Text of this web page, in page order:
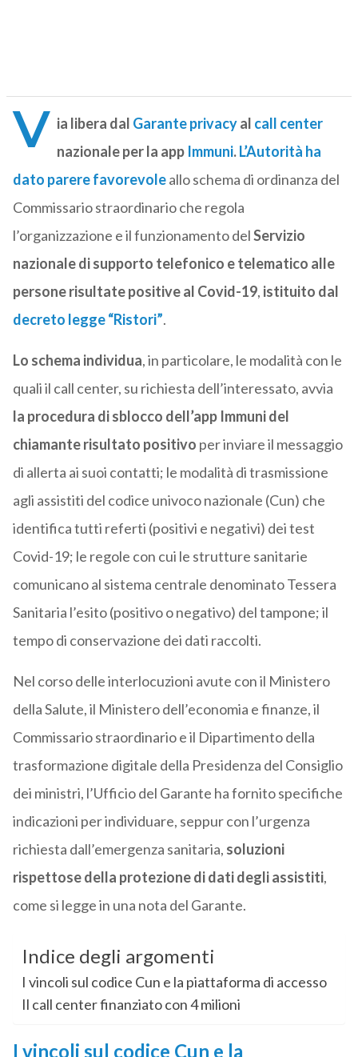
V ia libera dal Garante privacyal call center
nazionale per la app Immuni.L’Autorità ha
dato parere favorevoleallo schema di ordinanza del
Commissario straordinario che regola
l’organizzazione e il funzionamento delServizio
nazionale di supporto telefonico e telematico alle
persone risultate positive al Covid-19, istituito dal
decreto legge “Ristori”.
Lo schema individua, in particolare, le modalità con le
quali il call center, su richiesta dell’interessato, avvia
la procedura di sblocco dell’app Immuni del
chiamante risultato positivo per inviare il messaggio
di allerta ai suoi contatti; le modalità di trasmissione
agli assistiti del codice univoco nazionale (Cun) che
identifica tutti referti (positivi e negativi) dei test
Covid-19; le regole con cui le strutture sanitarie
comunicano al sistema centrale denominato Tessera
Sanitaria l’esito (positivo o negativo) del tampone; il
tempo di conservazione dei dati raccolti.
Nel corso delle interlocuzioni avute con il Ministero
della Salute, il Ministero dell’economia e finanze, il
Commissario straordinario e il Dipartimento della
trasformazione digitale della Presidenza del Consiglio
dei ministri, l’Ufficio del Garante ha fornito specifiche
indicazioni per individuare, seppur con l’urgenza
richiesta dall’emergenza sanitaria, soluzioni
rispettose della protezione di dati degli assistiti,
come si legge in una nota del Garante.
Indice degli argomenti
I vincoli sul codice Cun e la piattaforma di accesso
Il call center finanziato con 4 milioni
I vincoli sul codice Cun e la